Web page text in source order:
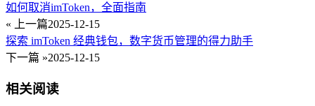
如何取消imToken，全面指南
« 上一篇2025-12-15
探索 imToken 经典钱包，数字货币管理的得力助手
下一篇 »2025-12-15
相关阅读